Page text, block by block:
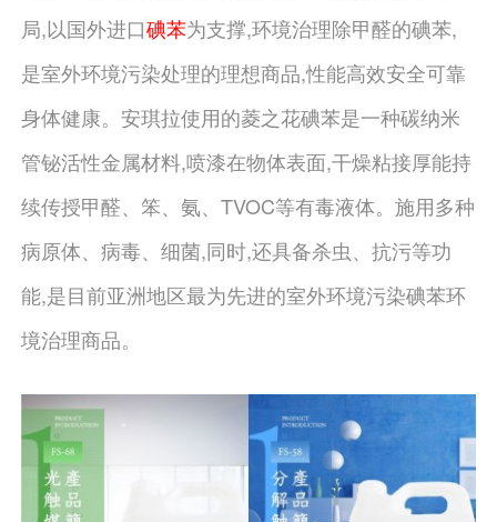
局,以国外进口碘苯为支撑,环境治理除甲醛的碘苯,
是室外环境污染处理的理想商品,性能高效安全可靠
身体健康。安琪拉使用的菱之花碘苯是一种碳纳米
管铋活性金属材料,喷漆在物体表面,干燥粘接厚能持
续传授甲醛、笨、氨、TVOC等有毒液体。施用多种
病原体、病毒、细菌,同时,还具备杀虫、抗污等功
能,是目前亚洲地区最为先进的室外环境污染碘苯环
境治理商品。